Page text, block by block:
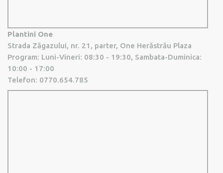
Plantini One
Strada Zăgazului, nr. 21, parter, One Herăstrău Plaza
Program: Luni-Vineri: 08:30 - 19:30, Sambata-Duminica:
10:00 - 17:00
Telefon: 0770.654.785